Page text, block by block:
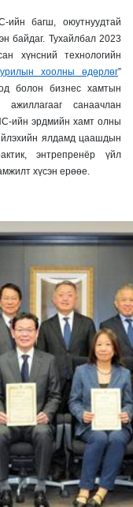
багш, оюутнуудтай
байдаг. Тухайлбал 2023
хүнсний технологийн
хоолны өдөрлөг”
болон бизнес хамтын
санаачлан
ийн эрдмийн хамт олны
ялдамд цаашдын
энтрепренёр үйл
хүсэн ерөөе.